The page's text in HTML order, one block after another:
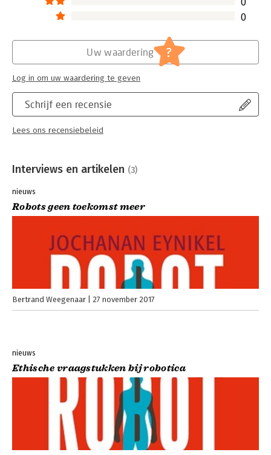
0
Schrijf een recensie
Lees ons recensiebeleid
Uw waardering ?
Log in om uw waardering te geven
Interviews en artikelen (3)
nieuws
Robots geen toekomst meer
Bertrand Weegenaar 27 november 2017
nieuws
Ethische vraagstukken bij robotica